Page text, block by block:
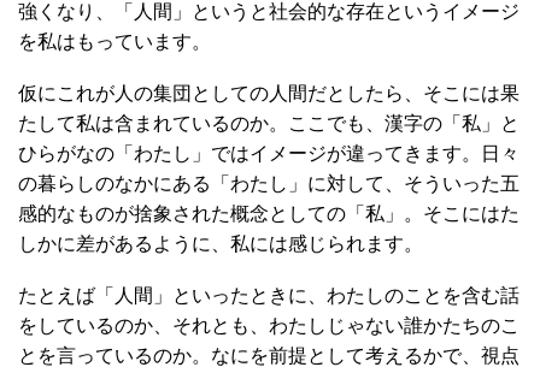
強くなり、「人間」というと社会的な存在というイメージ
を私はもっています。
仮にこれが人の集団としての人間だとしたら、そこには果
たして私は含まれているのか。ここでも、漢字の「私」と
ひらがなの「わたし」ではイメージが違ってきます。日々
の暮らしのなかにある「わたし」に対して、そういった五
感的なものが捨象された概念としての「私」。そこにはた
しかに差があるように、私には感じられます。
たとえば「人間」といったときに、わたしのことを含む話
をしているのか、それとも、わたしじゃない誰かたちのこ
とを言っているのか。なにを前提として考えるかで、視点